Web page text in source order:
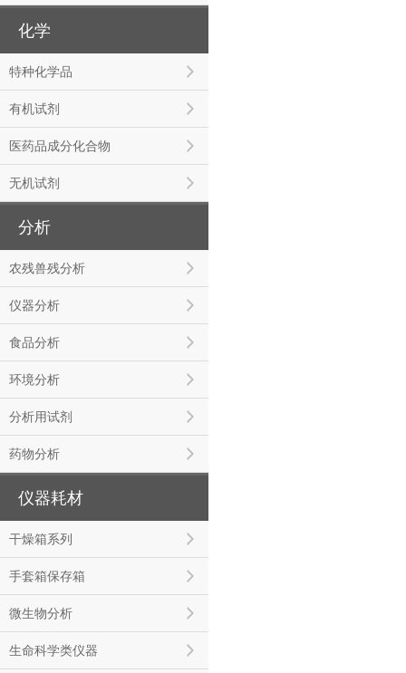
化学
特种化学品
有机试剂
医药品成分化合物
无机试剂
分析
农残兽残分析
仪器分析
食品分析
环境分析
分析用试剂
药物分析
仪器耗材
干燥箱系列
手套箱保存箱
微生物分析
生命科学类仪器